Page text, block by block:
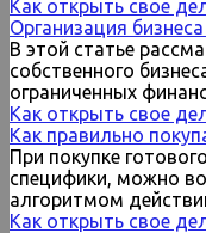
Как открыть свое
Организация
В этой статье
собственного
ограниченных
Как открыть свое
Как правильно
При покупке
специфики, можно
алгоритмом
Как открыть свое